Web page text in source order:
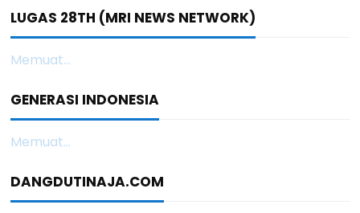
LUGAS 28TH (MRI NEWS NETWORK)
Memuat...
GENERASI INDONESIA
Memuat...
DANGDUTINAJA.COM